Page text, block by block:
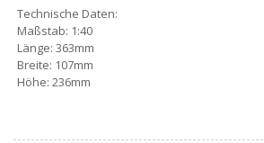
Technische Daten:
Maßstab: 1:40
Länge: 363mm
Breite: 107mm
Höhe: 236mm